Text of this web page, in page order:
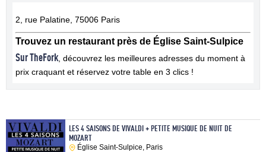
2, rue Palatine, 75006 Paris
Trouvez un restaurant près de Église Saint-Sulpice
Sur TheFork , découvrez les meilleures adresses du moment à
prix craquant et réservez votre table en 3 clics !
LES 4 SAISONS DE VIVALDI + PETITE MUSIQUE DE NUIT DE
MOZART
Église Saint-Sulpice, Paris